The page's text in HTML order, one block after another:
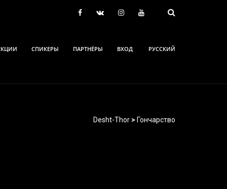
СПИКЕРЫ ПАРТНЁРЫ ВХОД РУССКИЙ
Desht-Thor > Гончарство